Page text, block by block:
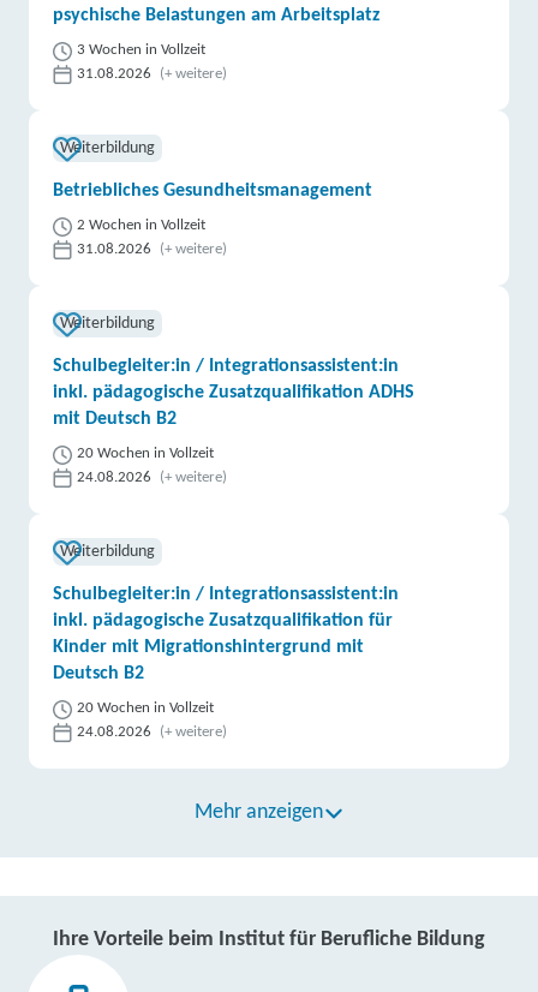
psychische Belastungen am Arbeitsplatz
3 Wochen in Vollzeit
31.08.2026
(+ weitere)
Weiterbildung
Betriebliches Gesundheitsmanagement
2 Wochen in Vollzeit
31.08.2026
(+ weitere)
Weiterbildung
Schulbegleiter:in / Integrationsassistent:in
inkl. pädagogische Zusatzqualifikation ADHS
mit Deutsch B2
20 Wochen in Vollzeit
24.08.2026
(+ weitere)
Weiterbildung
Schulbegleiter:in / Integrationsassistent:in
inkl. pädagogische Zusatzqualifikation für
Kinder mit Migrationshintergrund mit
Deutsch B2
20 Wochen in Vollzeit
24.08.2026
(+ weitere)
Mehr anzeigen
Ihre Vorteile beim Institut für Berufliche Bildung